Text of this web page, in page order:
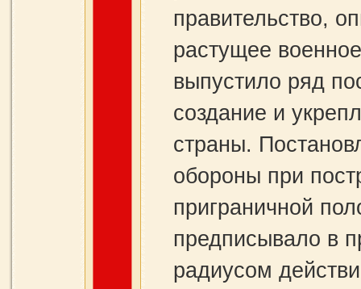
правительство,
растущее
выпустило ряд
создание и
страны.
обороны при
приграничной
предписывало в
радиусом